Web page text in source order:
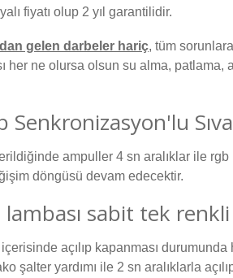
fiyatı olup 2 yıl garantilidir.
gelen darbeler hariç, tüm
her ne olursa olsun su alma, patlama,
ampuller 4 sn aralıklar ile
döngüsü devam edecektir.
sabit tek renkli
açılıp kapanması
şalter yardımı ile 2 sn aralıklarla